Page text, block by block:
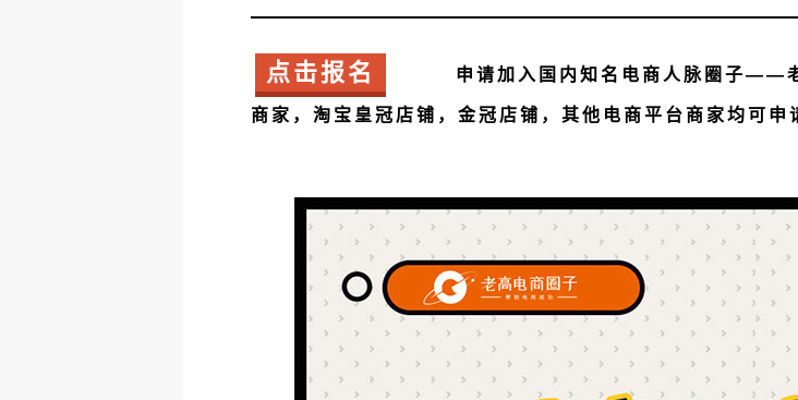
点击报名 申请加入国内知名电商人脉圈子——
商家，淘宝皇冠店铺，金冠店铺，其他电商平台商家均可申